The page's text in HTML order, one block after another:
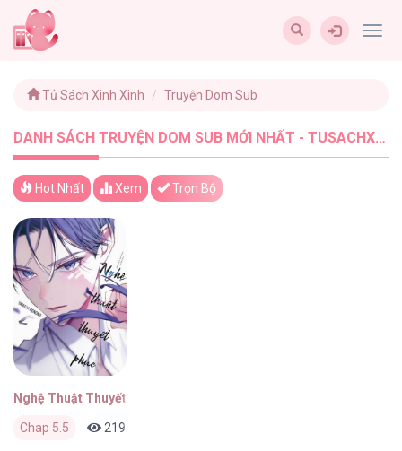
Tủ Sách Xinh Xinh Truyện Dom Sub
DANH SÁCH TRUYỆN DOM SUB MỚI NHẤT - TUSACHXINHXINH (1)
Hot Nhất Xem Trọn Bộ
Nghệ Thuật Thuyết Phục
Chap 5.5 219